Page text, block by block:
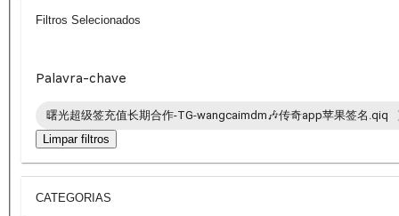
Filtros Selecionados
Palavra-chave
曙光超级签充值长期合作-TG-wangcaimdm🎶传奇app苹果签名.qiq
Limpar filtros
CATEGORIAS